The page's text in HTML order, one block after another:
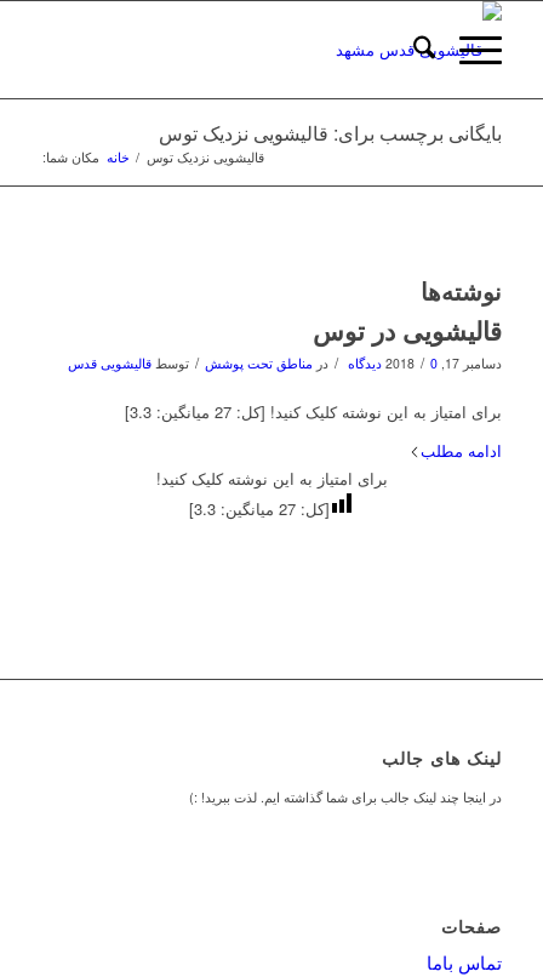
بایگانی برچسب برای: قالیشویی نزدیک توس
مکان شما: خانه / قالیشویی نزدیک توس
نوشته‌ها
قالیشویی در توس
دسامبر 17, 2018 / 0 دیدگاه / در مناطق تحت پوشش / توسط قالیشویی قدس
برای امتیاز به این نوشته کلیک کنید! [کل: 27 میانگین: 3.3]
ادامه مطلب
برای امتیاز به این نوشته کلیک کنید!
[کل: 27 میانگین: 3.3
]
لینک های جالب
در اینجا چند لینک جالب برای شما گذاشته ایم. لذت ببرید! :)
صفحات
تماس باما